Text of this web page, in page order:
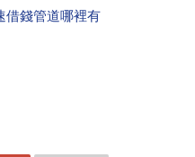
借錢管道哪裡有